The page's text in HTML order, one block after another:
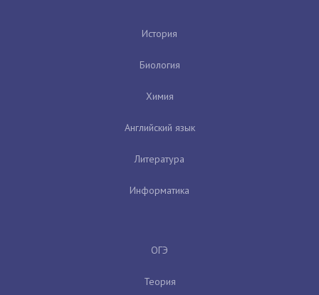
История
Биология
Химия
Английский язык
Литература
Информатика
ОГЭ
Теория